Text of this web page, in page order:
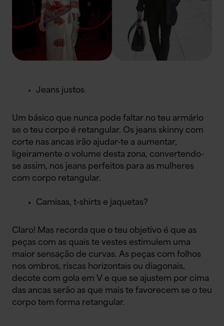
Jeans justos
Um básico que nunca pode faltar no teu armário
se o teu corpo é retangular. Os jeans skinny com
corte nas ancas irão ajudar-te a aumentar,
ligeiramente o volume desta zona, convertendo-
se assim, nos jeans perfeitos para as mulheres
com corpo retangular.
Camisas, t-shirts e jaquetas?
Claro! Mas recorda que o teu objetivo é que as
peças com as quais te vestes estimulem uma
maior sensação de curvas. As peças com folhos
nos ombros, riscas horizontais ou diagonais,
decote com gola em V e que se ajustem por cima
das ancas serão as que mais te favorecem se o teu
corpo tem forma retangular.